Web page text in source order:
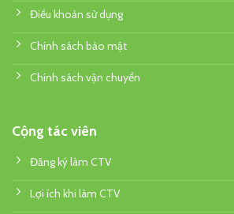
Điều khoản sử dụng
Chính sách bảo mật
Chính sách vận chuyển
Cộng tác viên
Đăng ký làm CTV
Lợi ích khi làm CTV